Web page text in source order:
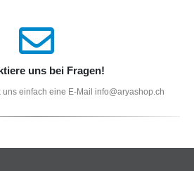
uns bei Fragen!
uns einfach eine E-Mail info@aryashop.ch